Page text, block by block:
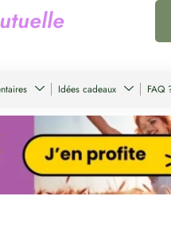
utuelle
Idées cadeaux FAQ